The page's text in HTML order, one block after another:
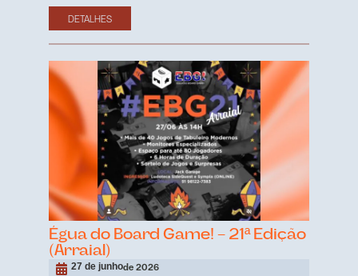
DETALHES
Égua do Board Game! – 21ª Edição
(Arraial)
27 de junhode 2026